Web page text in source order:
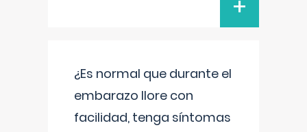
+
¿Es normal que durante el
embarazo llore con
facilidad, tenga síntomas